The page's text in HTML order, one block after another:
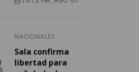
NACIONALES
Sala confirma
libertad para